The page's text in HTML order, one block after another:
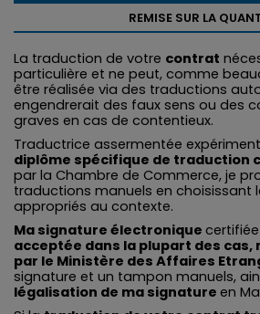
REMISE SUR LA
La traduction de votre contrat
particulière et ne peut, comme
être réalisée via des traductions
engendrerait des faux sens ou des
graves en cas de contentieux.
Traductrice assermentée
diplôme spécifique de traduction
par la Chambre de Commerce, je
traductions manuels en choisissant
appropriés au contexte.
Ma signature électronique
acceptée dans la plupart des cas,
par le Ministère des Affaires
signature et un tampon manuels,
légalisation de ma signature en